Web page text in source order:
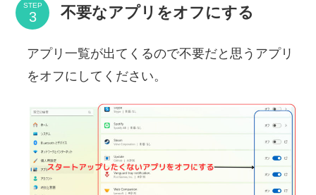
STEP 不要なアプリをオフにする
アプリ一覧が出てくるので不要だと思うアプリ
をオフにしてください。